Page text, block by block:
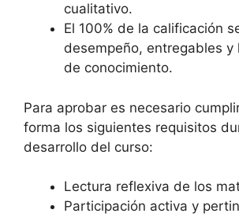
cualitativo.
El 100% de la calificación
desempeño, entregables y
de conocimiento.
Para aprobar es necesario
forma los siguientes requisitos
desarrollo del curso:
Lectura reflexiva de los
Participación activa y